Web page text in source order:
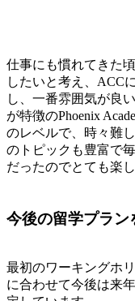
仕事にも慣れてきた
したいと考え、ACC
し、一番雰囲気が良
が特徴のPhoenix
のレベルで、時々難
のトピックも豊富で
だったのでとても楽
今後の留学プラン
最初のワーキングホ
に合わせて今後は来